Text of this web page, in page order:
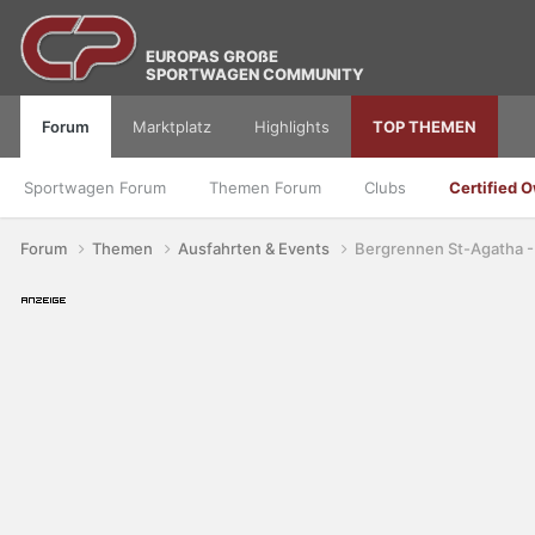
EUROPAS GROßE
SPORTWAGEN COMMUNITY
Forum
Sportwagen Forum Themen Forum Clubs Certified
Marktplatz Highlights TOP THEMEN
Forum Themen Ausfahrten & Events Bergrennen St-Agatha